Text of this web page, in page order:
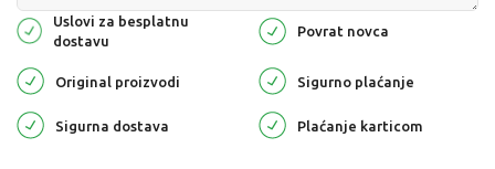
Uslovi za besplatnu
dostavu
Povrat novca
Original proizvodi Sigurno plaćanje
Sigurna dostava Plaćanje karticom